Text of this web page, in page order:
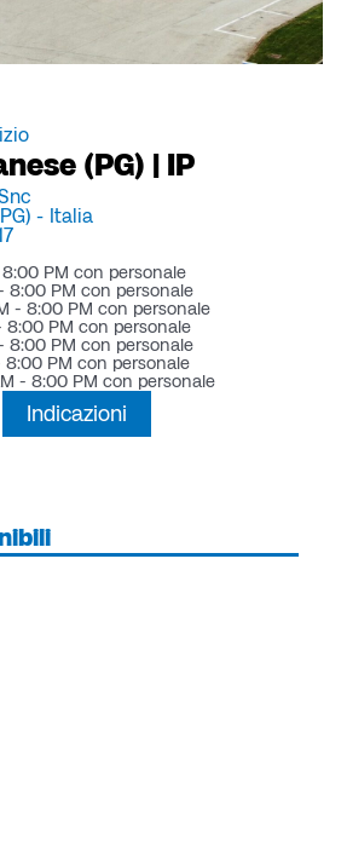
(PG) | IP
- Italia
PM con personale
8:00 PM con personale
- 8:00 PM con personale
8:00 PM con personale
8:00 PM con personale
8:00 PM con personale
- 8:00 PM con personale
Indicazioni